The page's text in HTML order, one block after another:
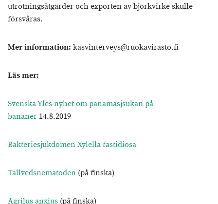
utrotningsåtgärder och exporten av björkvirke skulle
försvåras.
Mer information: kasvinterveys@ruokavirasto.fi
Läs mer:
Svenska Yles nyhet om panamasjsukan på
bananer 14.8.2019
Bakteriesjukdomen Xylella fastidiosa
Tallvedsnematoden (på finska)
Agrilus anxius (på finska)